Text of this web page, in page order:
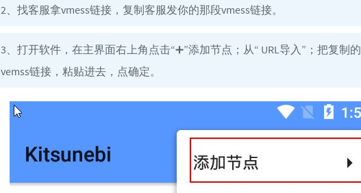
2、找客服拿vmess链接，复制客服发你的那段vmess链接。
3、打开软件，在主界面右上角点击“➕”添加节点；从“ URL导入”；把复制的
vemss链接，粘贴进去，点确定。